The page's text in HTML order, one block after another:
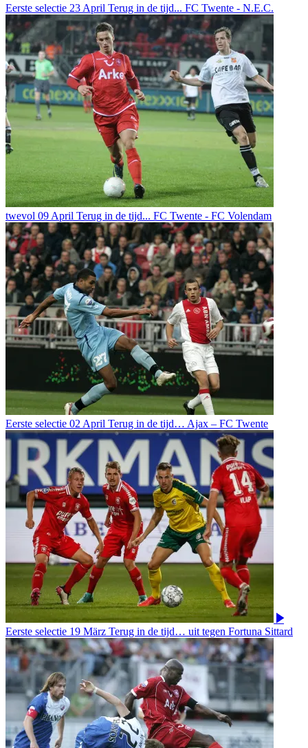
Eerste selectie 23 April Terug in de tijd... FC Twente - N.E.C.
twevol 09 April Terug in de tijd... FC Twente - FC Volendam
Eerste selectie 02 April Terug in de tijd… Ajax – FC Twente
Eerste selectie 19 März Terug in de tijd… uit tegen Fortuna Sittard